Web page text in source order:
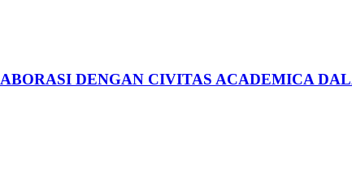
DENGAN CIVITAS ACADEMICA